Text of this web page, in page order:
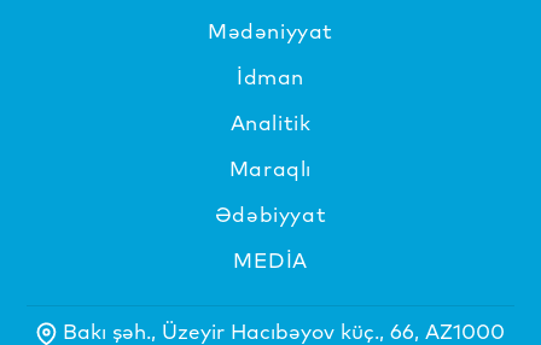
Mədəniyyat
İdman
Analitik
Maraqlı
Ədəbiyyat
MEDİA
Bakı şəh., Üzeyir Hacıbəyov küç., 66, AZ1000